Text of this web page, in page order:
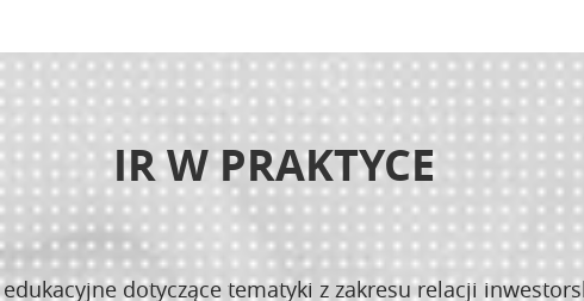
IR W PRAKTYCE
dotyczące tematyki z zakresu relacji